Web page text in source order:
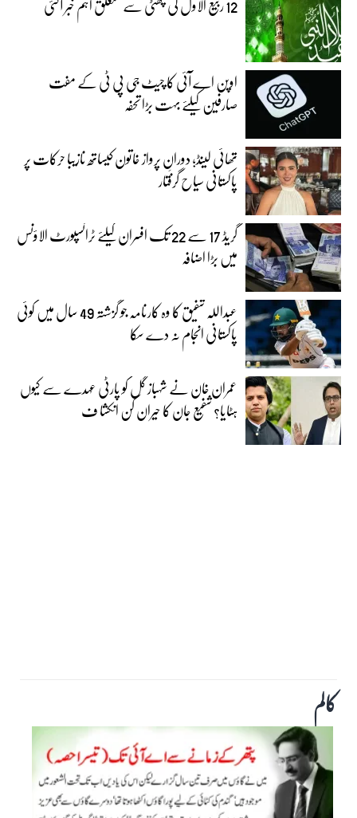
اوپن اے آئی کا چیٹ جی پی ٹی کے مفت
صارفین کیلئے بہت بڑا تحفہ
تھائی لینڈ؛ دورانِ پرواز خاتون کیساتھ نازیبا حرکات پر
پاکستانی سیاح گرفتار
گریڈ 17 سے 22 تک افسران کیلئے ٹرانسپورٹ الاؤنس
میں بڑا اضافہ
عبداللہ شفیق کا وہ کارنامہ جو گزشتہ 49 سال میں کوئی
پاکستانی انجام نہ دے سکا
عمران خان نے شہباز گل کو پارٹی عہدے سے کیوں
ہٹایا؟ شفیع جان کا حیران کن انکشا ف
کالم